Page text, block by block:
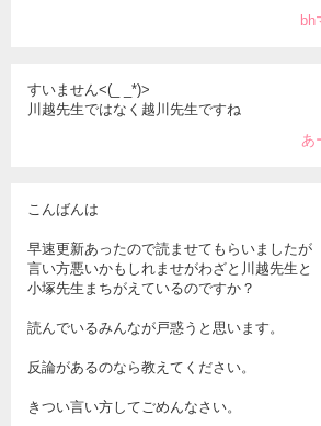
bh
すいません<(_ _*)>
川越先生ではなく越川先生ですね
あ
こんばんは
早速更新あったので読ませてもらいましたが
言い方悪いかもしれませがわざと川越先生と
小塚先生まちがえているのですか？
読んでいるみんなが戸惑うと思います。
反論があるのなら教えてください。
きつい言い方してごめんなさい。